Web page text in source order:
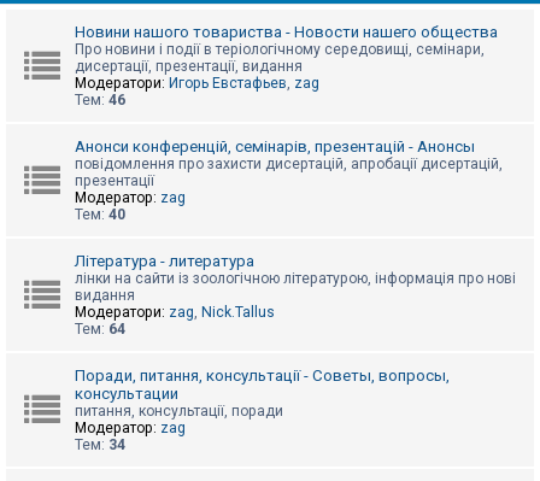
и
т
П
м
о
г
Новини нашого товариства - Новости нашего общества
Про новини і події в теріологічному середовищі, семінари,
дисертації, презентації, видання
Модератори: Игорь Евстафьев, zag
Тем: 46
Анонси конференцій, семінарів, презентацій - Анонсы
повідомлення про захисти дисертацій, апробації дисертацій,
презентації
Модератор: zag
Тем: 40
Література - литература
лінки на сайти із зоологічною літературою, інформація про нові
видання
Модератори: zag, Nick.Tallus
Тем: 64
Поради, питання, консультації - Советы, вопросы,
консультации
питання, консультації, поради
Модератор: zag
Тем: 34